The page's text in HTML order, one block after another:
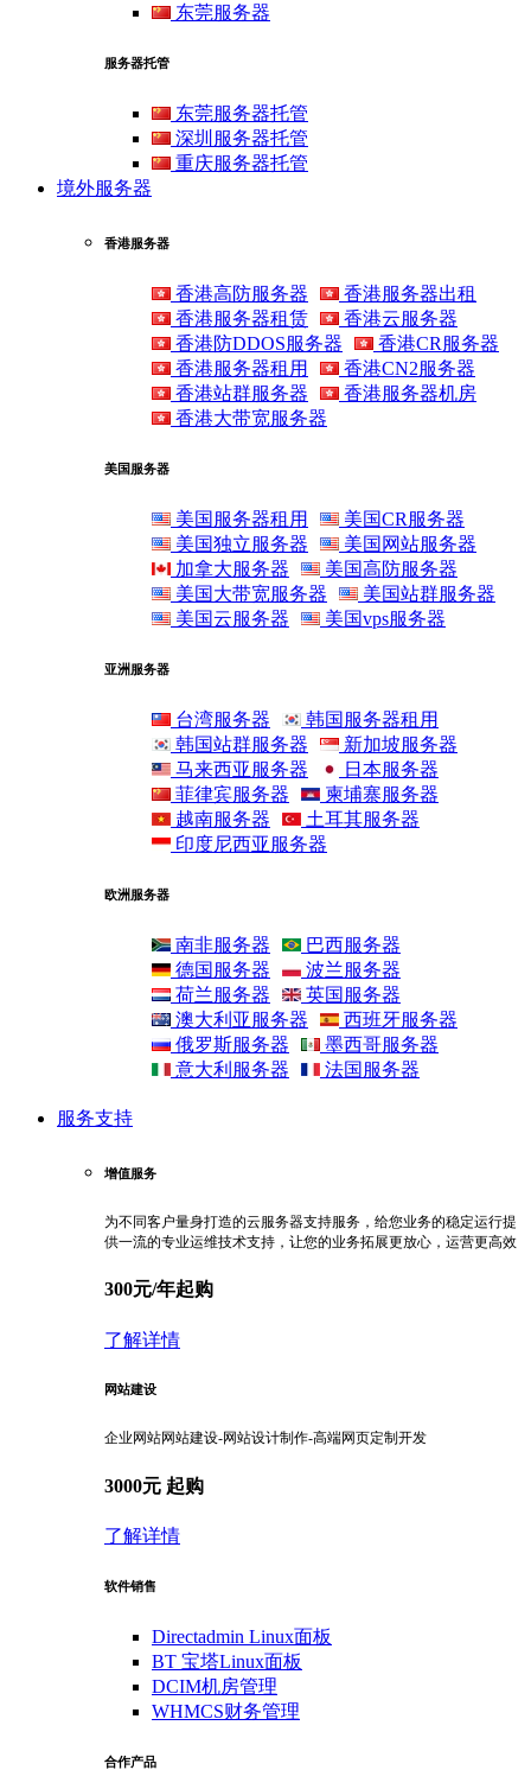
东莞服务器
服务器托管
东莞服务器托管
深圳服务器托管
重庆服务器托管
境外服务器
香港服务器
香港高防服务器
香港服务器出租
香港服务器租赁
香港云服务器
香港防DDOS服务器
香港CR服务器
香港服务器租用
香港CN2服务器
香港站群服务器
香港服务器机房
香港大带宽服务器
美国服务器
美国服务器租用
美国CR服务器
美国独立服务器
美国网站服务器
加拿大服务器
美国高防服务器
美国大带宽服务器
美国站群服务器
美国云服务器
美国vps服务器
亚洲服务器
台湾服务器
韩国服务器租用
韩国站群服务器
新加坡服务器
马来西亚服务器
日本服务器
菲律宾服务器
柬埔寨服务器
越南服务器
土耳其服务器
印度尼西亚服务器
欧洲服务器
南非服务器
巴西服务器
德国服务器
波兰服务器
荷兰服务器
英国服务器
澳大利亚服务器
西班牙服务器
俄罗斯服务器
墨西哥服务器
意大利服务器
法国服务器
服务支持
增值服务
为不同客户量身打造的云服务器支持服务，给您业务的稳定运行提
供一流的专业运维技术支持，让您的业务拓展更放心，运营更高效
300元/年起购
了解详情
网站建设
企业网站网站建设-网站设计制作-高端网页定制开发
3000元 起购
了解详情
软件销售
Directadmin Linux面板
BT 宝塔Linux面板
DCIM机房管理
WHMCS财务管理
合作产品